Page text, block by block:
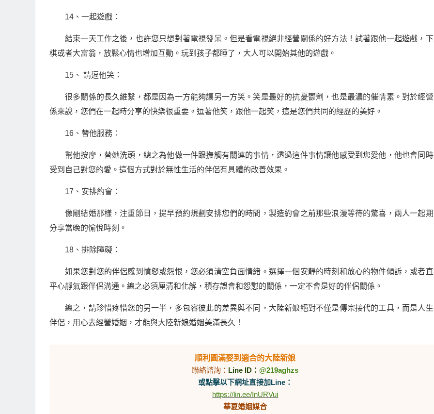
14、一起遊戲：
結束一天工作之後，也許您只想對著電視發呆。但是看電視絕非經營關係的好方法！試著跟他一起遊戲，
棋或者大富翁，放鬆心情也增加互動。玩到孩子都睡了，大人可以開始其他的遊戲。
15、 請逗他笑：
很多關係的長久維繫，都是因為一方能夠讓另一方笑。笑是最好的抗憂鬱劑，也是最濃的催情素。對於經營
係來說，您們在一起時分享的快樂很重要。逗著他笑，跟他一起笑，這是您們共同的經歷的美好。
16、替他服務：
幫他按摩，替她洗頭，總之為他做一件跟撫觸有關連的事情，透過這件事情讓他感受到您愛他，他也會同
受到自己對您的愛。這個方式對於無性生活的伴侶有具體的改善效果。
17、安排約會：
像剛結婚那樣，注重節日，提早預約規劃安排您們的時間，製造約會之前那些浪漫等待的驚喜，兩人一起
分享當晚的愉悅時刻。
18、排除障礙：
如果您對您的伴侶感到憤怒或怨恨，您必須清空負面情緒。選擇一個安靜的時刻和放心的物件傾訴，或者
平心靜氣跟伴侶溝通。總之必須厘清和化解，積存誤會和怨懟的關係，一定不會是好的伴侶關係。
總之，請珍惜疼惜您的另一半，多包容彼此的差異與不同，大陸新娘絕對不僅是傳宗接代的工具，而是人
伴侶，用心去經營婚姻，才能與大陸新娘婚姻美滿長久！
順利圓滿娶到適合的大陸新娘
聯絡諮詢： Line ID：@219aghzs
或點擊以下網址直接加Line：
https://lin.ee/InURVui
華夏婚姻媒合